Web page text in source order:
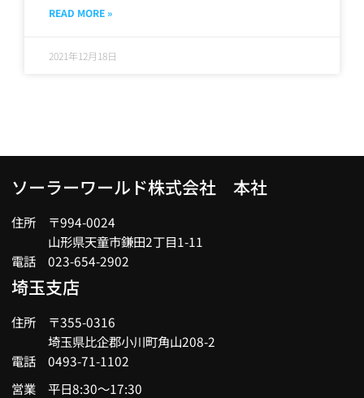
READ MORE »
2021年12月18日
ソーラーワールド株式会社 本社
住所 〒994-0024
山形県天童市鎌田2丁目1-11
電話 023-654-2902
埼玉支店
住所 〒355-0316
埼玉県比企郡小川町角山208-2
電話 0493-71-1102
営業 平日8:30～17:30